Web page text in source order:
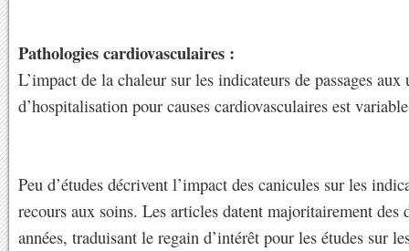
Pathologies cardiovasculaires :
L’impact de la chaleur sur les indicateurs de passages aux
d’hospitalisation pour causes cardiovasculaires est
Peu d’études décrivent l’impact des canicules sur les
recours aux soins. Les articles datent majoritairement des
années, traduisant le regain d’intérêt pour les études sur